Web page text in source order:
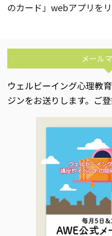
のカード」webアプリを
メール
ウェルビーイング心理教
ジンをお送りします。ご